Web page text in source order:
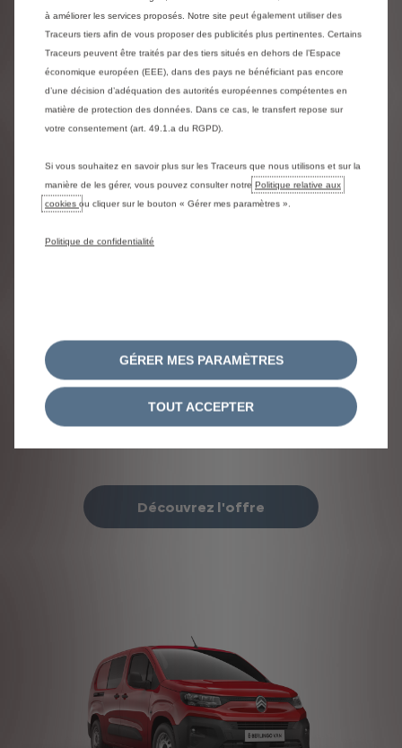
Electrique
ë-Jumpy M 49kWh
À partir de
329 €/ mois HTVA
Offre en Renting Financier
avec un premier loyer majoré
Découvrez l'offre
à améliorer les services proposés. Notre site peut également utiliser des
Traceurs tiers afin de vous proposer des publicités plus pertinentes. Certains
Traceurs peuvent être traités par des tiers situés en dehors de l’Espace
économique européen (EEE), dans des pays ne bénéficiant pas encore
d’une décision d’adéquation des autorités européennes compétentes en
matière de protection des données. Dans ce cas, le transfert repose sur
votre consentement (art. 49.1.a du RGPD).
Si vous souhaitez en savoir plus sur les Traceurs que nous utilisons et sur la
manière de les gérer, vous pouvez consulter notre Politique relative aux
cookies ou cliquer sur le bouton « Gérer mes paramètres ».
Politique de confidentialité
GÉRER MES PARAMÈTRES
TOUT ACCEPTER